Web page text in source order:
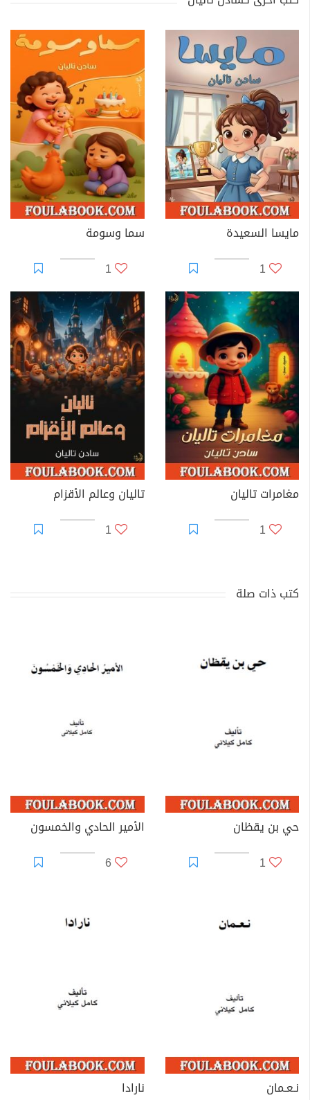
مايسا السعيدة
1
سما وسومة
1
مغامرات تاليان
1
تاليان وعالم الأقزام
1
كتب ذات صلة
حي بن يقظان
1
الأمير الحادي والخمسون
6
نـعـمان
نارادا